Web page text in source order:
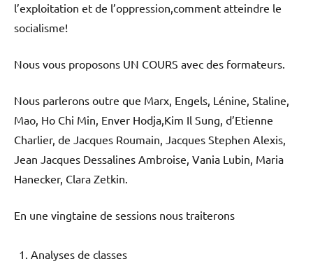
l’exploitation et de l’oppression,comment atteindre le
socialisme!
Nous vous proposons UN COURS avec des formateurs.
Nous parlerons outre que Marx, Engels, Lénine, Staline,
Mao, Ho Chi Min, Enver Hodja,Kim Il Sung, d’Etienne
Charlier, de Jacques Roumain, Jacques Stephen Alexis,
Jean Jacques Dessalines Ambroise, Vania Lubin, Maria
Hanecker, Clara Zetkin.
En une vingtaine de sessions nous traiterons
Analyses de classes